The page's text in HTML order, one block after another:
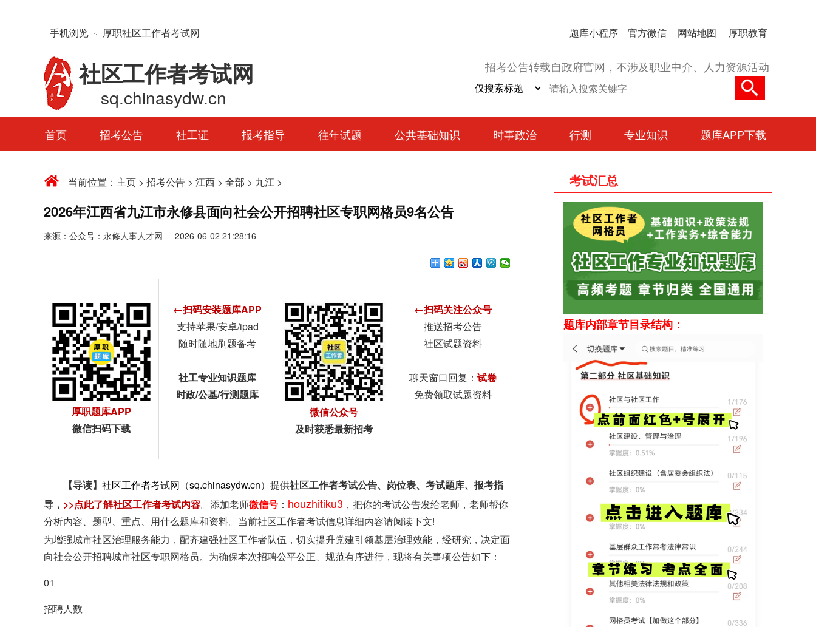
手机浏览 厚职社区工作者考试网 题库小程序 官方微信 网站地图 厚职教育
社区工作者考试网
sq.chinasydw.cn
招考公告转载自政府官网，不涉及职业中介、人力资源活动
首页 招考公告 社工证 报考指导 往年试题 公共基础知识 时事政治 行测 专业知识 题库APP下载
当前位置： 主页 > 招考公告 > 江西 > 全部 > 九江 >
2026年江西省九江市永修县面向社会公开招聘社区专职网格员9名公告
来源：公众号：永修人事人才网 2026-06-02 21:28:16
厚职题库APP
微信扫码下载
←扫码安装题库APP
支持苹果/安卓/ipad
随时随地刷题备考
社工专业知识题库
时政/公基/行测题库
微信公众号
及时获悉最新招考
←扫码关注公众号
推送招考公告
社区试题资料
聊天窗口回复： 试卷
免费领取试题资料
【导读】 社区工作者考试网 （sq.chinasydw.cn）提供社区工作者考试公告、岗位表、考试题库、报考指
导 ， >>点此了解社区工作者考试内容。添加老师微信号 ： houzhitiku3 ，把你的考试公告发给老师，老师帮你
分析内容、题型、重点、用什么题库和资料。当前社区工作者考试信息详细内容请阅读下文!
为增强城市社区治理服务能力，配齐建强社区工作者队伍，切实提升党建引领基层治理效能，经研究，决定面
向社会公开招聘城市社区专职网格员。为确保本次招聘公平公正、规范有序进行，现将有关事项公告如下：
01
招聘人数
考试汇总
题库内部章节目录结构：